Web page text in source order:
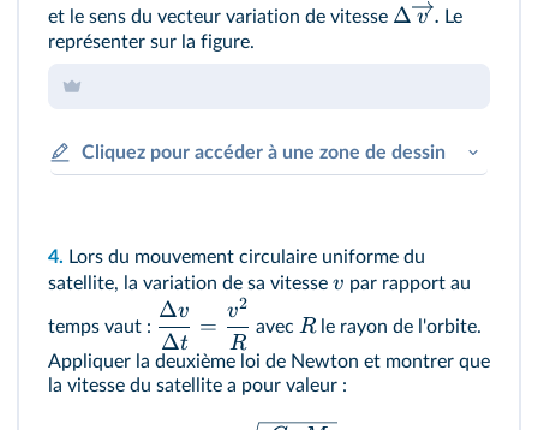
et le sens du vecteur variation de vitesse Δ v . Le
représenter sur la figure.
Cliquez pour accéder à une zone de dessin
4. Lors du mouvement circulaire uniforme du
satellite, la variation de sa vitesse v par rapport au
temps vaut :
Δt
Δv
=
R
v2
avec Rle rayon de l'orbite.
Appliquer la deuxième loi de Newton et montrer que
la vitesse du satellite a pour valeur :